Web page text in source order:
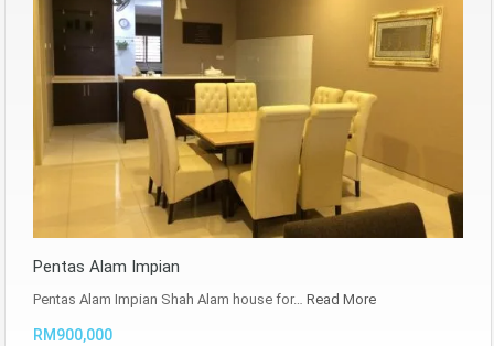
Pentas Alam Impian
Pentas Alam Impian Shah Alam house for… Read More
RM900,000